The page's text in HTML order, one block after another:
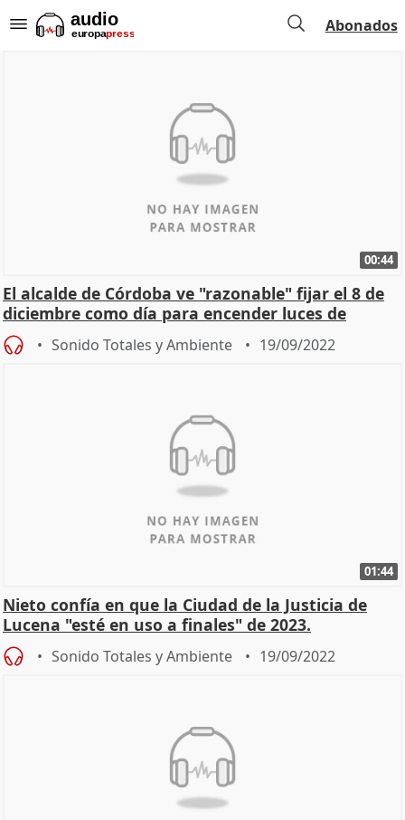
Abonados
00:44
El alcalde de Córdoba ve "razonable" fijar el 8 de
diciembre como día para encender luces de
Navidad
Sonido Totales y Ambiente 19/09/2022
01:44
Nieto confía en que la Ciudad de la Justicia de
Lucena "esté en uso a finales" de 2023.
Sonido Totales y Ambiente 19/09/2022